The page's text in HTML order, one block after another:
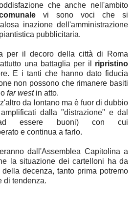
che anche nell'ambito
vi sono voci che si
inazione dell'amministrazione
pubblicitaria.
per il decoro della città di Roma
una battaglia per il ripristino
E i tanti che hanno dato fiducia
non possono che rimanere basiti
far west in atto.
da lontano ma è fuor di dubbio
dalla "distrazione" e dal
(ad essere buoni) con cui
e continua a farlo.
dall'Assemblea Capitolina a
la situazione dei cartelloni ha da
decenza, tanto prima potremo
di tendenza.